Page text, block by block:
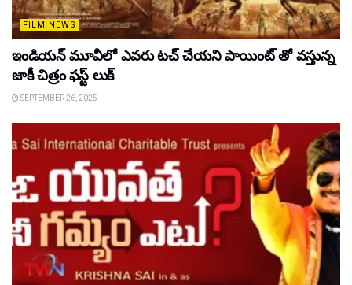
FILM NEWS
ఇండియన్ మూవీలో ఎవరు టచ్ చేయని పాయింట్ తో వస్తున్న
జాకీ చిత్రం ఫస్ట్ లుక్
SEPTEMBER 26, 2025